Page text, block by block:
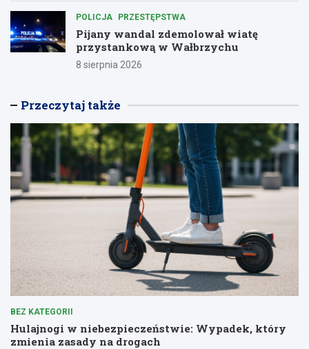
POLICJA PRZESTĘPSTWA
Pijany wandal zdemolował wiatę
przystankową w Wałbrzychu
8 sierpnia 2026
Przeczytaj także
BEZ KATEGORII
Hulajnogi w niebezpieczeństwie: Wypadek, który
zmienia zasady na drogach